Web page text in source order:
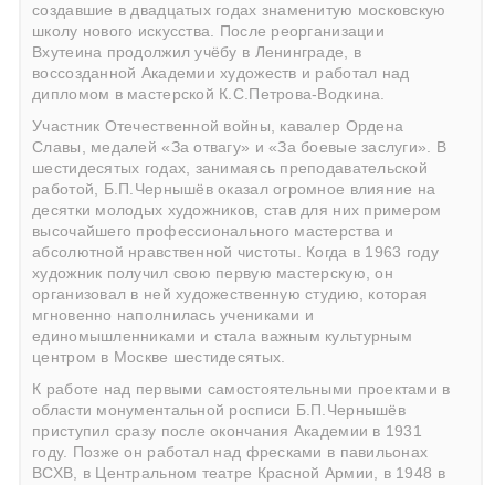
создавшие в двадцатых годах знаменитую московскую
школу нового искусства. После реорганизации
Вхутеина продолжил учёбу в Ленинграде, в
воссозданной Академии художеств и работал над
дипломом в мастерской К.С.Петрова-Водкина.
Участник Отечественной войны, кавалер Ордена
Славы, медалей «За отвагу» и «За боевые заслуги». В
шестидесятых годах, занимаясь преподавательской
работой, Б.П.Чернышёв оказал огромное влияние на
десятки молодых художников, став для них примером
высочайшего профессионального мастерства и
абсолютной нравственной чистоты. Когда в 1963 году
художник получил свою первую мастерскую, он
организовал в ней художественную студию, которая
мгновенно наполнилась учениками и
единомышленниками и стала важным культурным
центром в Москве шестидесятых.
К работе над первыми самостоятельными проектами в
области монументальной росписи Б.П.Чернышёв
приступил сразу после окончания Академии в 1931
году. Позже он работал над фресками в павильонах
ВСХВ, в Центральном театре Красной Армии, в 1948 в